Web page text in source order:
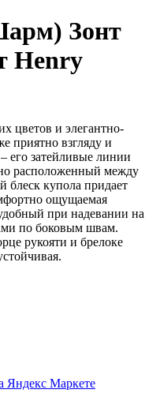
Зонт
Henry
цветов и элегантно-
приятно взгляду и
его затейливые линии
расположенный между
купола придает
ощущаемая
при надевании на
по боковым швам.
рукояти и брелоке
Яндекс Маркете